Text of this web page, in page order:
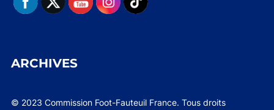
ARCHIVES
© 2023 Commission Foot-Fauteuil France. Tous droits